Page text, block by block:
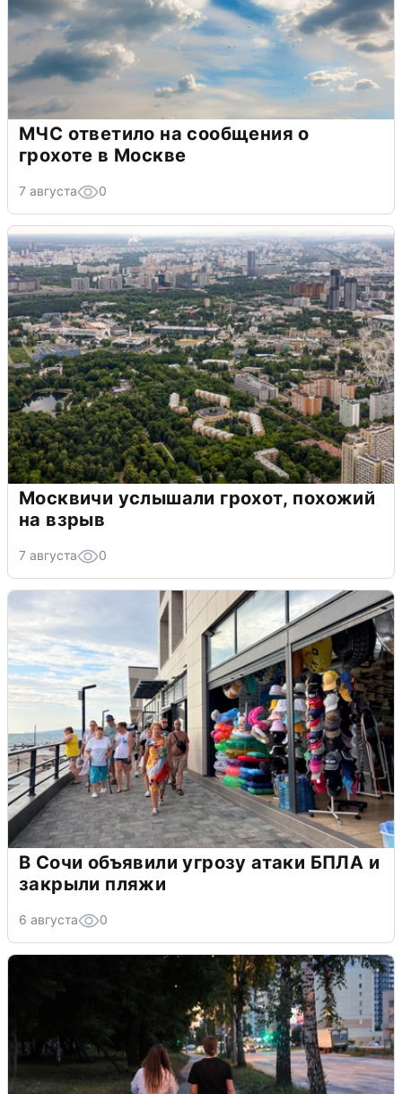
МЧС ответило на сообщения о
грохоте в Москве
7 августа 0
Москвичи услышали грохот, похожий
на взрыв
7 августа 0
В Сочи объявили угрозу атаки БПЛА и
закрыли пляжи
6 августа 0